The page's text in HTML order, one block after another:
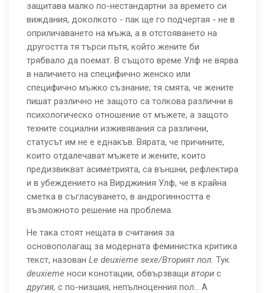
защитава малко по-нестандартни за времето си
виждания, доколкото - пак ще го подчертая - не в
оприличаването на мъжа, а в отстояването на
другостта тя търси пътя, който жените би
трябвало да поемат. В същото време Улф не вярва
в наличието на специфично женско или
специфично мъжко съзнание; тя смята, че жените
пишат различно не защото са толкова различни в
психологическо отношение от мъжете, а защото
техните социални изживявания са различни,
статусът им не е еднакъв. Вярата, че причините,
които отдалечават мъжете и жените, които
предизвикват асиметрията, са външни, рефлектира
и в убеждението на Вирджиния Улф, че в крайна
сметка в съгласуването, в андрогинността е
възможното решение на проблема.
Не така стоят нещата в считания за
основополагащ за модерната феминистка критика
текст, назован Le deuxieme sexe/Вторият пол. Тук
deuxieme носи конотации, обвързващи втори с
другия, с по-низшия, непълноценния пол... А